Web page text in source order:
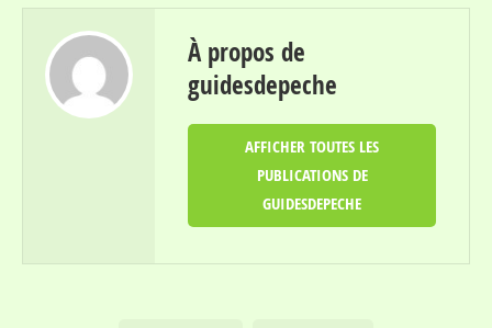
À propos de
guidesdepeche
AFFICHER TOUTES LES
PUBLICATIONS DE
GUIDESDEPECHE